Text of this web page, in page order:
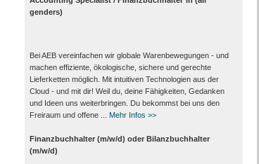
genders)
Bei AEB vereinfachen wir globale Warenbewegungen - und
machen effiziente, ökologische, sichere und gerechte
Lieferketten möglich. Mit intuitiven Technologien aus der
Cloud - und mit dir! Weil du, deine Fähigkeiten, Gedanken
und Ideen uns weiterbringen. Du bekommst bei uns den
Freiraum und offene ...
Mehr Infos >>
Finanzbuchhalter (m/w/d) oder Bilanzbuchhalter
(m/w/d)